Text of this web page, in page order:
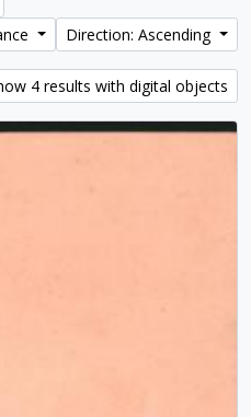
Direction: Ascending
4 results with digital objects